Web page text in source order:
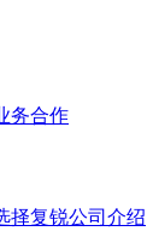
务合作
择复锐公司介绍